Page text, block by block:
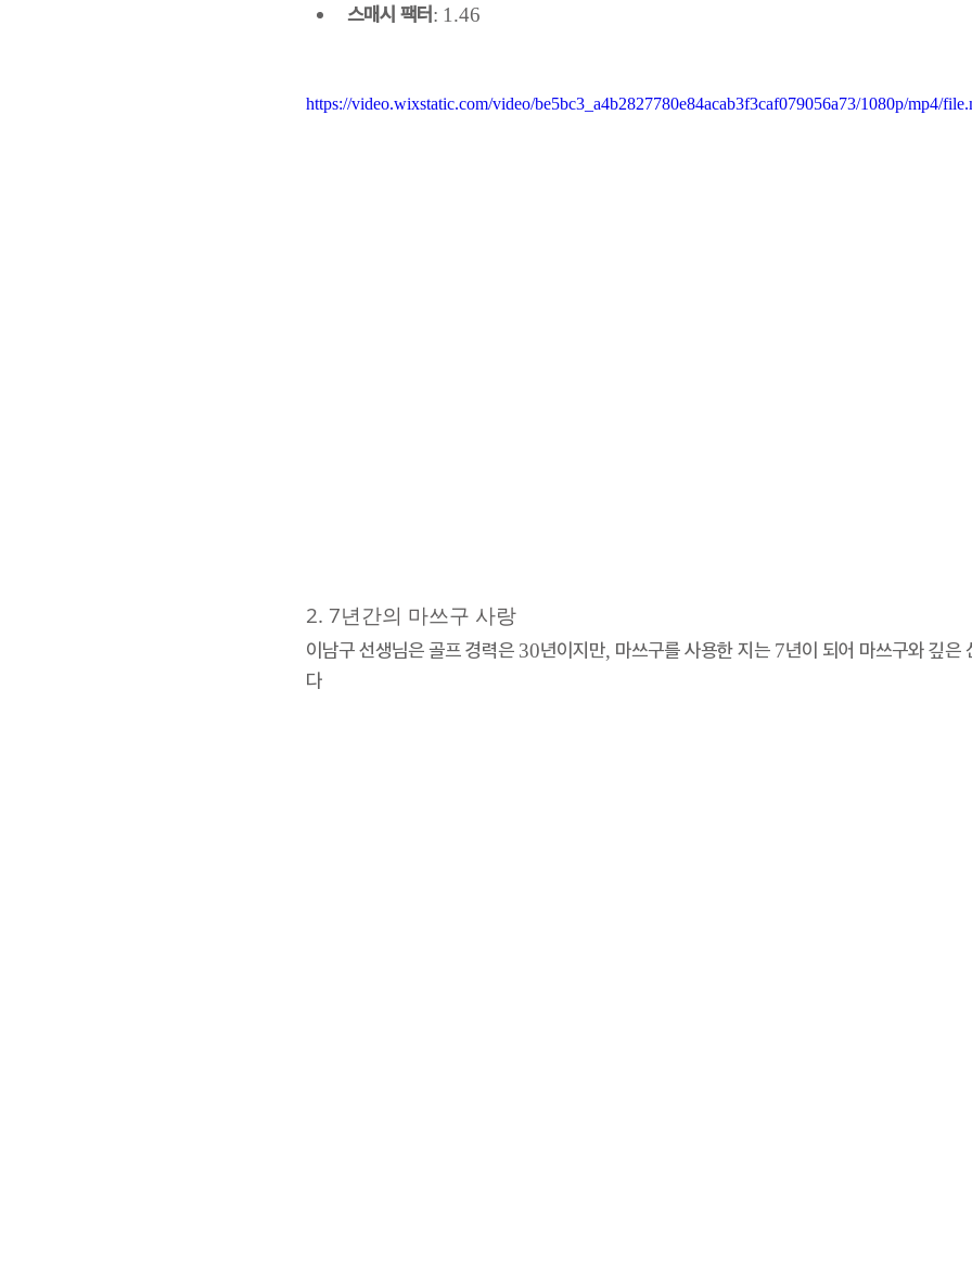
스매시 팩터: 1.46
https://video.wixstatic.com/video/be5bc3_a4b2827780e84acab3f3caf079056a73/1080p/mp4/
2. 7년간의 마쓰구 사랑
이남구 선생님은 골프 경력은 30년이지만, 마쓰구를 사용한 지는 7년이 되어 마쓰구와 깊은
다